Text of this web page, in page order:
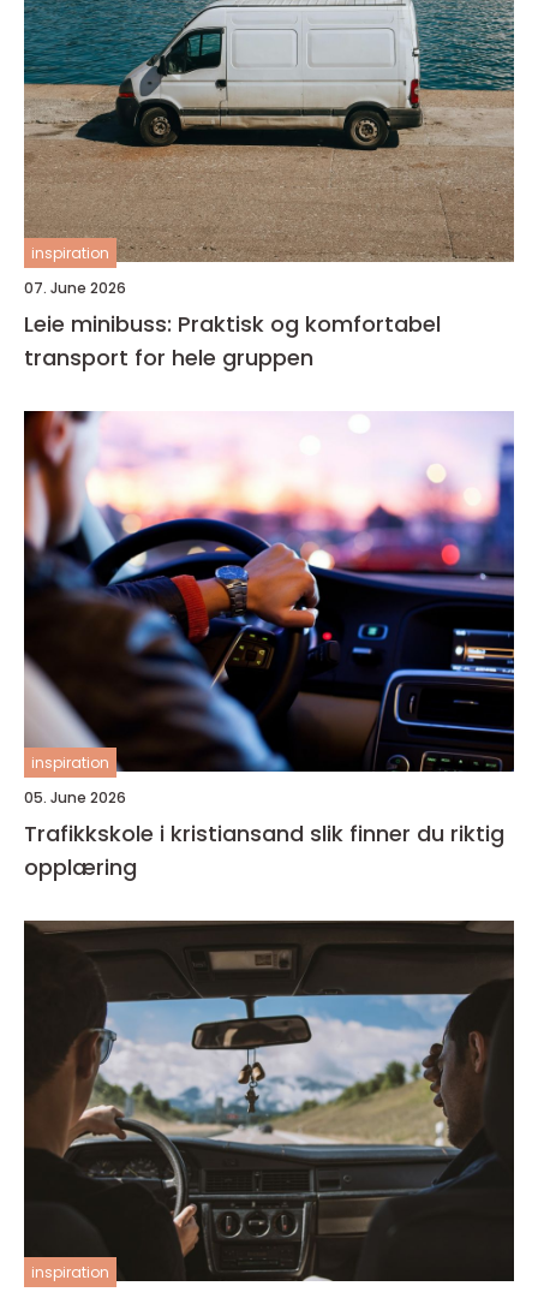
inspiration
07. June 2026
Leie minibuss: Praktisk og komfortabel
transport for hele gruppen
inspiration
05. June 2026
Trafikkskole i kristiansand slik finner du riktig
opplæring
inspiration